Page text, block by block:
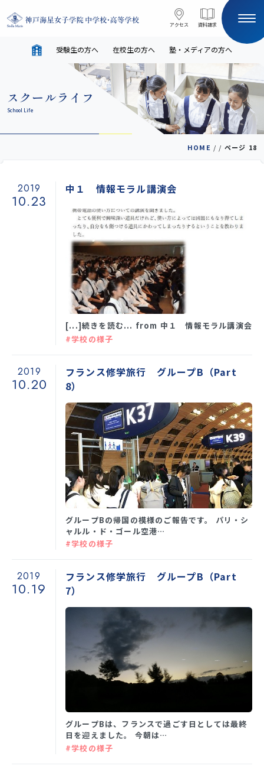
アクセス 資料請求
アクセス 資料請求
HOME
在校生の方へ
お知らせ
スクールライフ
交通アクセス お問い合わせ
利用規約・免責事項 個人情報保護方針
SNS運用ポリシー 学校いじめ防止基本方針
@kobe_kaisei
受験生の方へ 在校生の方へ 塾・メディアの方へ
スクールライフ
School Life
HOME / / ページ 18
2019
10.23
中１ 情報モラル講演会
[...]続きを読む... from 中１ 情報モラル講演会
#学校の様子
2019
10.20
フランス修学旅行 グループB（Part
8）
グループBの帰国の模様のご報告です。 パリ・シ
ャルル・ド・ゴール空港…
#学校の様子
2019
10.19
フランス修学旅行 グループB（Part
7）
グループBは、フランスで過ごす日としては最終
日を迎えました。 今朝は…
#学校の様子